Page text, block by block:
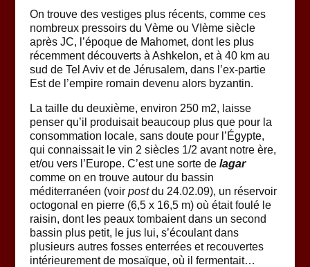
On trouve des vestiges plus récents, comme ces
nombreux pressoirs du Vème ou VIème siècle
après JC, l’époque de Mahomet, dont les plus
récemment découverts à Ashkelon, et à 40 km au
sud de Tel Aviv et de Jérusalem, dans l’ex-partie
Est de l’empire romain devenu alors byzantin.
La taille du deuxième, environ 250 m2, laisse
penser qu’il produisait beaucoup plus que pour la
consommation locale, sans doute pour l’Égypte,
qui connaissait le vin 2 siècles 1/2 avant notre ère,
et/ou vers l’Europe. C’est une sorte de lagar
comme on en trouve autour du bassin
méditerranéen (voir postdu 24.02.09), un réservoir
octogonal en pierre (6,5 x 16,5 m) où était foulé le
raisin, dont les peaux tombaient dans un second
bassin plus petit, le jus lui, s’écoulant dans
plusieurs autres fosses enterrées et recouvertes
intérieurement de mosaïque, où il fermentait…